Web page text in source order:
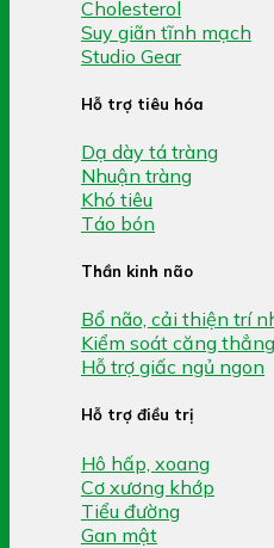
Cholesterol
Suy giãn tĩnh mạch
Studio Gear
Hỗ trợ tiêu hóa
Dạ dày tá tràng
Nhuận tràng
Khó tiêu
Táo bón
Thần kinh não
Bổ não, cải thiện trí
Kiểm soát căng thẳng
Hỗ trợ giấc ngủ ngon
Hỗ trợ điều trị
Hô hấp, xoang
Cơ xương khớp
Tiểu đường
Gan mật